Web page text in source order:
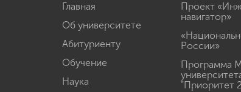
Главная
Об университете
Абитуриенту
Обучение
Наука
Проект
навигатор»
России»
Программа
"Приоритет